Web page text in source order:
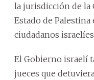
la jurisdicción de la
Estado de
ciudadanos
El Gobierno israelí
jueces que